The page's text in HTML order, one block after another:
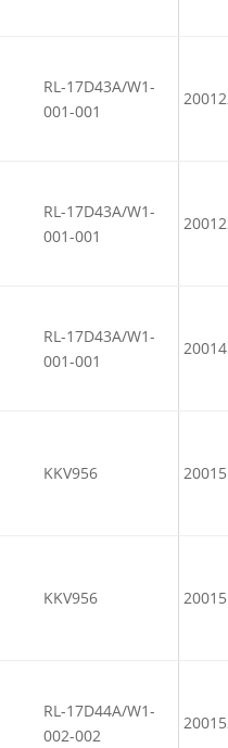
RL-17D43A/W1-
001-001
RL-17D43A/W1-
001-001
RL-17D43A/W1-
001-001
KKV956
KKV956
RL-17D44A/W1-
002-002